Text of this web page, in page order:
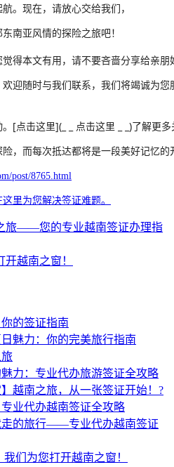
。现在，请放心交给我们，
南亚风情的探险之旅吧！
得本文有用，请不要吝啬分享给亲朋
迎随时与我们联系，我们将竭诚为您
[点击这里](_ _ 点击这里 _ _)了解更
，而每次抵达都将是一段美好记忆的
post/8765.html
这里为您解决签证难题。
旅——您的专业越南签证办理指
越南之窗！
的签证指南
魅力：你的完美旅行指南
力：专业代办旅游签证全攻略
】越南之旅，从一张签证开始！?
业代办越南签证全攻略
走的旅行——专业代办越南签证
们为您打开越南之窗！